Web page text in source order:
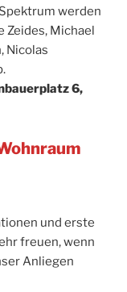
werden
Zeides, Michael
Nicolas
6,
und erste
freuen, wenn
Anliegen